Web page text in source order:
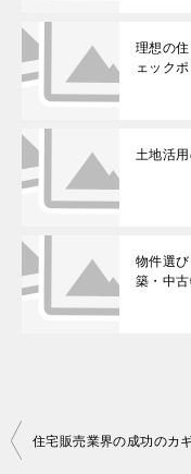
理想の
ェック
土地活
物件選
築・中
投